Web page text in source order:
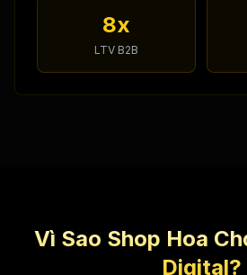
8x
LTV B2B
Vì Sao Shop Hoa
Digital?